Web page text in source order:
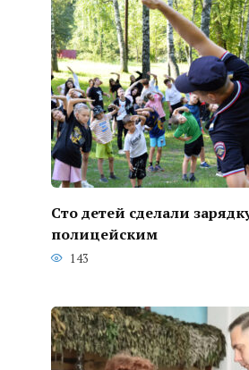
Сто детей сделали
полицейским
143